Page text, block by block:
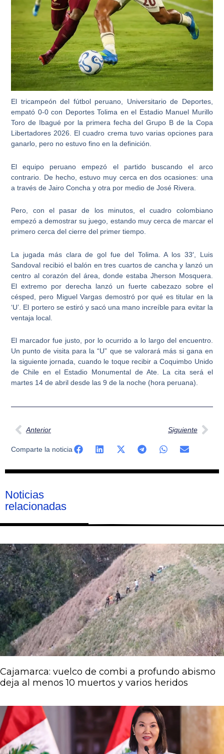
El tricampeón del fútbol peruano, Universitario de Deportes,
empató 0-0 con Deportes Tolima en el Estadio Manuel Murillo
Toro de Ibagué por la primera fecha del Grupo B de la Copa
Libertadores 2026. El cuadro crema tuvo varias opciones para
ganarlo, pero no estuvo fino en la definición.
El equipo peruano empezó el partido buscando el arco
contrario. De hecho, estuvo muy cerca en dos ocasiones: una
a través de Jairo Concha y otra por medio de José Rivera.
Pero, con el pasar de los minutos, el cuadro colombiano
empezó a demostrar su juego, estando muy cerca de marcar el
primero cerca del cierre del primer tiempo.
La jugada más clara de gol fue del Tolima. A los 33′, Luis
Sandoval recibió el balón en tres cuartos de cancha y lanzó un
centro al corazón del área, donde estaba Jherson Mosquera.
El extremo por derecha lanzó un fuerte cabezazo sobre el
césped, pero Miguel Vargas demostró por qué es titular en la
‘U’. El portero se estiró y sacó una mano increíble para evitar la
ventaja local.
El marcador fue justo, por lo ocurrido a lo largo del encuentro.
Un punto de visita para la “U” que se valorará más si gana en
la siguiente jornada, cuando le toque recibir a Coquimbo Unido
de Chile en el Estadio Monumental de Ate. La cita será el
martes 14 de abril desde las 9 de la noche (hora peruana).
Ant
Anterior Siguiente
Comparte la noticia
Noticias
relacionadas
Cajamarca: vuelco de combi a profundo abismo
deja al menos 10 muertos y varios heridos
Página
Página
Página
Página
Página